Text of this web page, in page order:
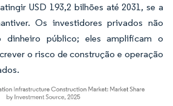
USD 193,2 bilhões até 2031, se a
Os investidores privados não
dinheiro público; eles amplificam o
o risco de construção e operação